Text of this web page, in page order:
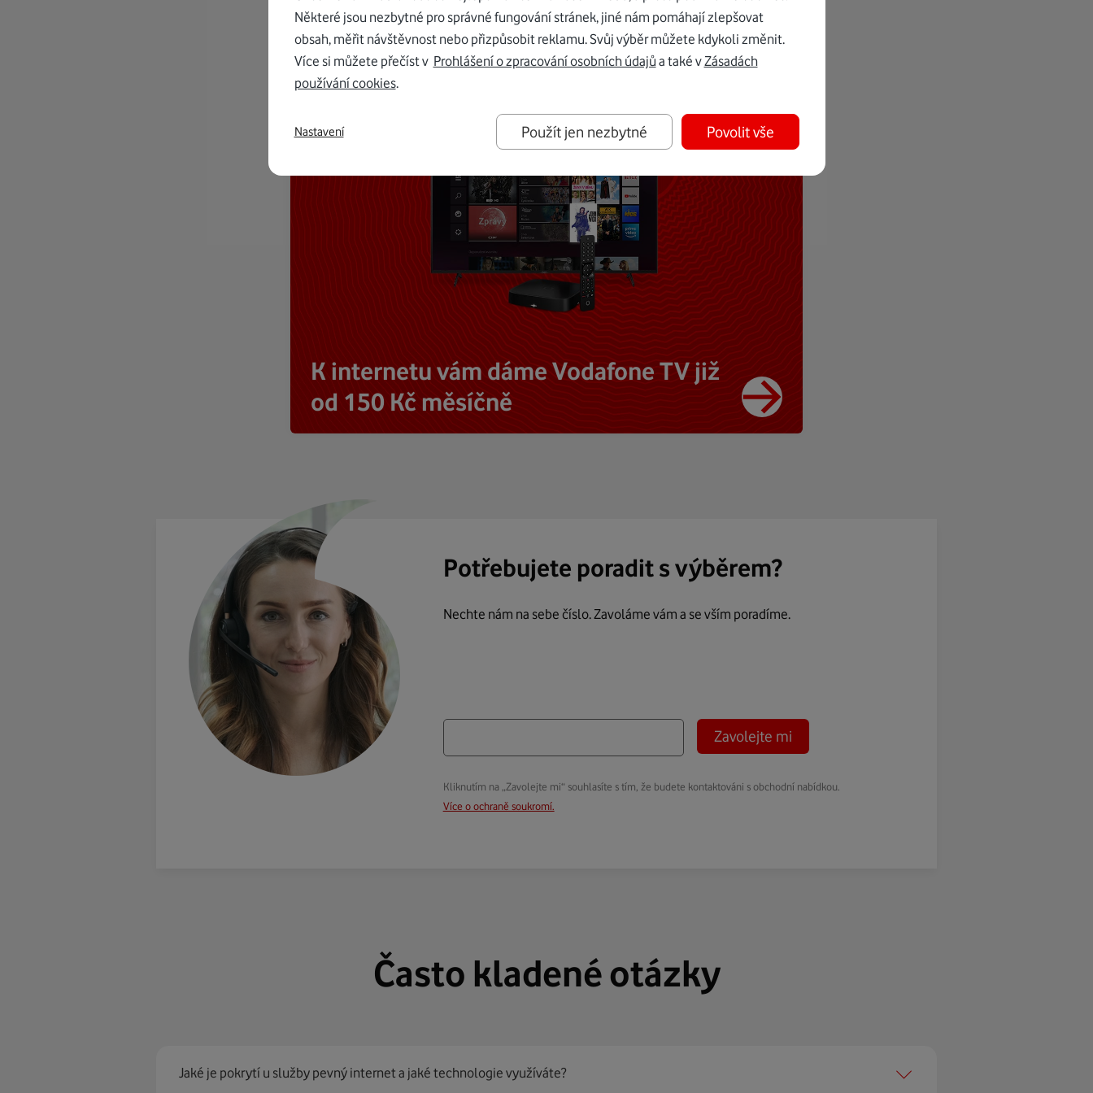
Mohlo by vás zajímat
K internetu vám dáme Vodafone TV již
od 150 Kč měsíčně
Potřebujete poradit s výběrem?
Nechte nám na sebe číslo. Zavoláme vám a se vším poradíme.
Zavolejte mi
Kliknutím na „Zavolejte mi“ souhlasíte s tím, že budete kontaktováni s obchodní nabídkou.
Více o ochraně soukromí.
Často kladené otázky
Jaké je pokrytí u služby pevný internet a jaké technologie využíváte?
Některé jsou nezbytné pro správné fungování stránek, jiné nám pomáhají zlepšovat
obsah, měřit návštěvnost nebo přizpůsobit reklamu. Svůj výběr můžete kdykoli změnit.
Více si můžete přečíst v Prohlášení o zpracování osobních údajů a také vZásadách
používání cookies.
Použít jen nezbytné Povolit vše
Nastavení